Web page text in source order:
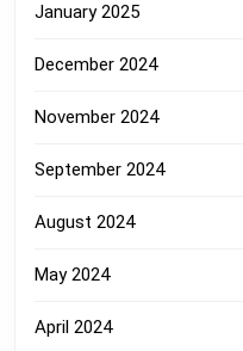
January 2025
December 2024
November 2024
September 2024
August 2024
May 2024
April 2024